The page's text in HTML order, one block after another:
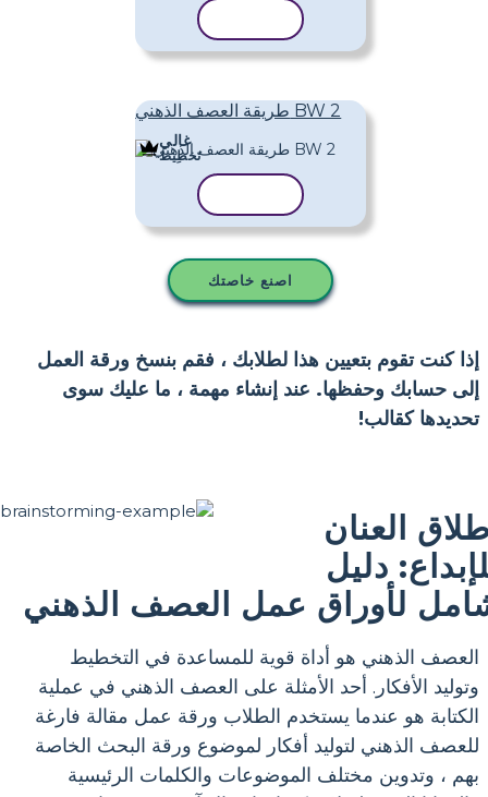
طريقة العصف الذهني BW 2
غالي
تَخطِيط
اصنع خاصتك
إذا كنت تقوم بتعيين هذا لطلابك ، فقم بنسخ ورقة العمل
إلى حسابك وحفظها. عند إنشاء مهمة ، ما عليك سوى
تحديدها كقالب!
العنان
دليل
لأوراق عمل العصف الذهني
العصف الذهني هو أداة قوية للمساعدة في التخطيط
وتوليد الأفكار. أحد الأمثلة على العصف الذهني في عملية
الكتابة هو عندما يستخدم الطلاب ورقة عمل مقالة فارغة
للعصف الذهني لتوليد أفكار لموضوع ورقة البحث الخاصة
بهم ، وتدوين مختلف الموضوعات والكلمات الرئيسية